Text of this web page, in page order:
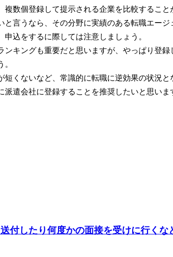
数個登録して提示される企業を比較すること
言うなら、その分野に実績のある転職エージ
込をするに際しては注意しましょう。
ンキングも重要だと思いますが、やっぱり登
短くないなど、常識的に転職に逆効果の状況と
遣会社に登録することを推奨したいと思いま
付したり何度かの面接を受けに行くな